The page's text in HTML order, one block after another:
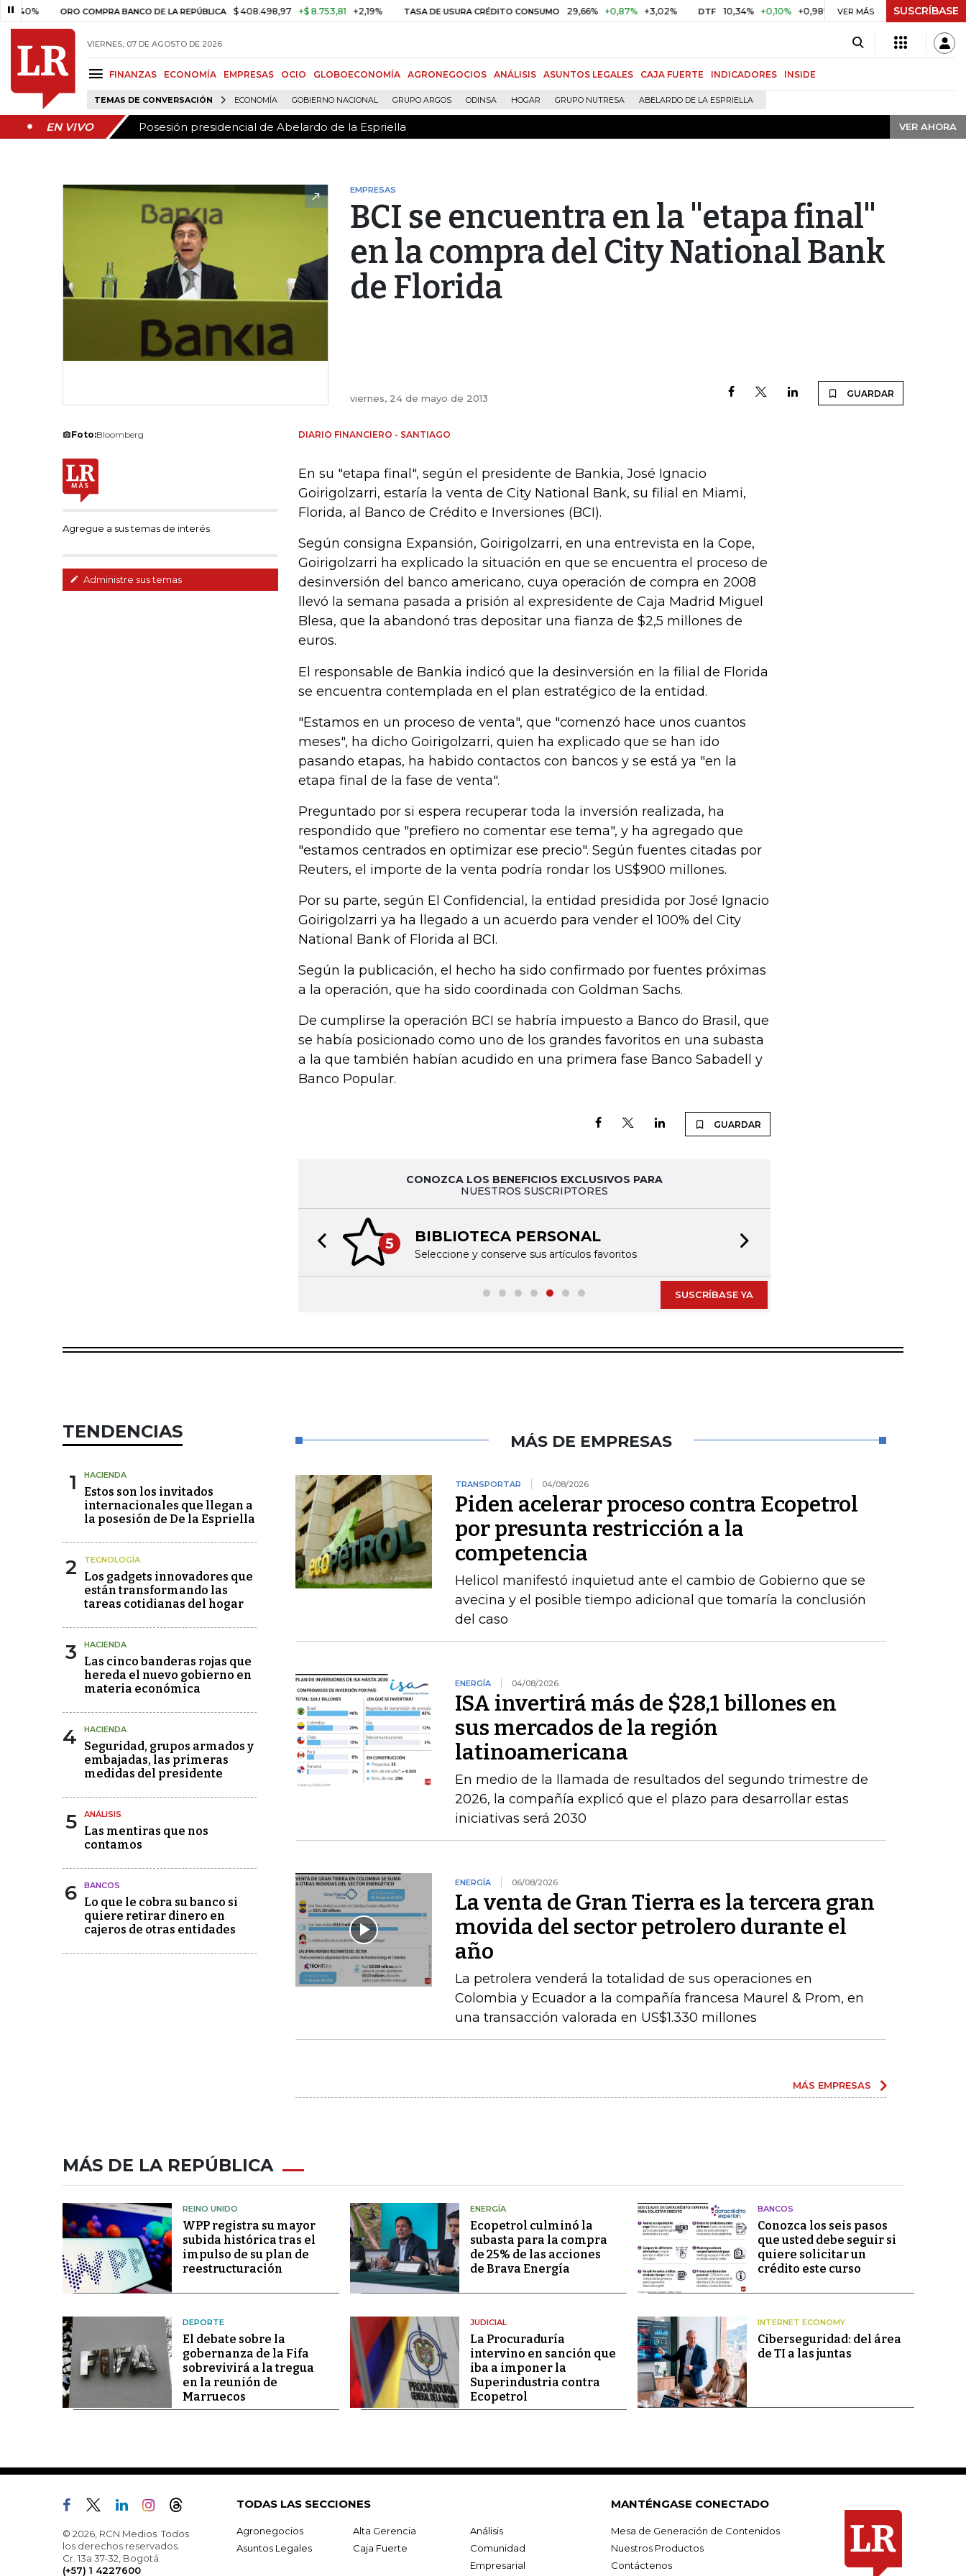
ORO COMPRA BANCO DE LA REPÚBLICA $ 408.498,97 +$ 8.753,81 +2,19% TASA DE USURA CRÉDITO CONSUMO 29,66% +0,87% +3,02% DTF 10,34% +0,10% +0,98% UVR $ 416,91 +$ 0,05 +0,01%
VER MÁS SUSCRÍBASE
VIERNES, 07 DE AGOSTO DE 2026
FINANZAS ECONOMÍA EMPRESAS OCIO GLOBOECONOMÍA AGRONEGOCIOS ANÁLISIS ASUNTOS LEGALES CAJA FUERTE INDICADORES INSIDE
TEMAS DE CONVERSACIÓN ECONOMÍA GOBIERNO NACIONAL GRUPO ARGOS ODINSA HOGAR GRUPO NUTRESA ABELARDO DE LA ESPRIELLA
EN VIVO Posesión presidencial de Abelardo de la Espriella VER AHORA
EN VIVO Posesión presidencial de Abelardo de la Espriella VER AHORA
EMPRESAS
BCI se encuentra en la "etapa final"
en la compra del City National Bank
de Florida
viernes, 24 de mayo de 2013 GUARDAR
Foto:Bloomberg
Agregue a sus temas de interés
Administre sus temas
DIARIO FINANCIERO - SANTIAGO
En su "etapa final", según el presidente de Bankia, José Ignacio
Goirigolzarri, estaría la venta de City National Bank, su filial en Miami,
Florida, al Banco de Crédito e Inversiones (BCI).
Según consigna Expansión, Goirigolzarri, en una entrevista en la Cope,
Goirigolzarri ha explicado la situación en que se encuentra el proceso de
desinversión del banco americano, cuya operación de compra en 2008
llevó la semana pasada a prisión al expresidente de Caja Madrid Miguel
Blesa, que la abandonó tras depositar una fianza de $2,5 millones de
euros.
El responsable de Bankia indicó que la desinversión en la filial de Florida
se encuentra contemplada en el plan estratégico de la entidad.
"Estamos en un proceso de venta", que "comenzó hace unos cuantos
meses", ha dicho Goirigolzarri, quien ha explicado que se han ido
pasando etapas, ha habido contactos con bancos y se está ya "en la
etapa final de la fase de venta".
Preguntado por si espera recuperar toda la inversión realizada, ha
respondido que "prefiero no comentar ese tema", y ha agregado que
"estamos centrados en optimizar ese precio". Según fuentes citadas por
Reuters, el importe de la venta podría rondar los US$900 millones.
Por su parte, según El Confidencial, la entidad presidida por José Ignacio
Goirigolzarri ya ha llegado a un acuerdo para vender el 100% del City
National Bank of Florida al BCI.
Según la publicación, el hecho ha sido confirmado por fuentes próximas
a la operación, que ha sido coordinada con Goldman Sachs.
De cumplirse la operación BCI se habría impuesto a Banco do Brasil, que
se había posicionado como uno de los grandes favoritos en una subasta
a la que también habían acudido en una primera fase Banco Sabadell y
Banco Popular.
GUARDAR
CONOZCA LOS BENEFICIOS EXCLUSIVOS PARA
NUESTROS SUSCRIPTORES
5 BIBLIOTECA PERSONAL
Seleccione y conserve sus artículos favoritos
Previous slide
SUSCRÍBASE YA
TENDENCIAS
1 HACIENDA
Estos son los invitados
internacionales que llegan a
la posesión de De la Espriella
2 TECNOLOGÍA
Los gadgets innovadores que
están transformando las
tareas cotidianas del hogar
3 HACIENDA
Las cinco banderas rojas que
hereda el nuevo gobierno en
materia económica
4 HACIENDA
Seguridad, grupos armados y
embajadas, las primeras
medidas del presidente
5 ANÁLISIS
Las mentiras que nos
contamos
6 BANCOS
Lo que le cobra su banco si
quiere retirar dinero en
cajeros de otras entidades
MÁS DE EMPRESAS
TRANSPORTAR 04/08/2026
Piden acelerar proceso contra Ecopetrol
por presunta restricción a la
competencia
Helicol manifestó inquietud ante el cambio de Gobierno que se
avecina y el posible tiempo adicional que tomaría la conclusión
del caso
ENERGÍA 04/08/2026
ISA invertirá más de $28,1 billones en
sus mercados de la región
latinoamericana
En medio de la llamada de resultados del segundo trimestre de
2026, la compañía explicó que el plazo para desarrollar estas
iniciativas será 2030
ENERGÍA 06/08/2026
La venta de Gran Tierra es la tercera gran
movida del sector petrolero durante el
año
La petrolera venderá la totalidad de sus operaciones en
Colombia y Ecuador a la compañía francesa Maurel & Prom, en
una transacción valorada en US$1.330 millones
MÁS EMPRESAS
MÁS DE LA REPÚBLICA
REINO UNIDO
WPP registra su mayor
subida histórica tras el
impulso de su plan de
reestructuración
ENERGÍA
Ecopetrol culminó la
subasta para la compra
de 25% de las acciones
de Brava Energía
BANCOS
Conozca los seis pasos
que usted debe seguir si
quiere solicitar un
crédito este curso
DEPORTE
El debate sobre la
gobernanza de la Fifa
sobrevivirá a la tregua
en la reunión de
Marruecos
JUDICIAL
La Procuraduría
intervino en sanción que
iba a imponer la
Superindustria contra
Ecopetrol
INTERNET ECONOMY
Ciberseguridad: del área
de TI a las juntas
© 2026, RCN Medios. Todos
los derechos reservados.
Cr. 13a 37-32, Bogotá
(+57) 1 4227600
TODAS LAS SECCIONES
Agronegocios Alta Gerencia
Análisis
Asuntos Legales
Caja Fuerte
Comunidad
Empresarial
MANTÉNGASE CONECTADO
Mesa de Generación de Contenidos
Nuestros Productos
Contáctenos